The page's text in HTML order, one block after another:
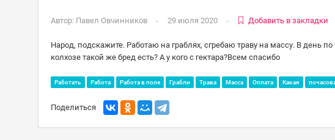
Автор: Павел Овчинников 29 июля 2020 Добавить в закладки
Народ, подскажите. Работаю на граблях, сгребаю траву на массу. В день
колхозе такой же бред есть? А у кого с гектара?Всем спасибо
Работать Работа Работа в поле Грабли Трава Масса Оплата Какая
Поделиться